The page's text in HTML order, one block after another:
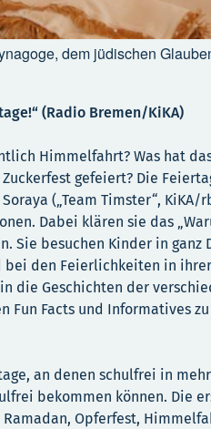
dem jüdischen
(Radio Bremen/KiKA)
Himmelfahrt? Was hat
gefeiert? Die
Soraya („Team Timster“,
Dabei klären sie das
Sie besuchen Kinder in
den Feierlichkeiten in
die Geschichten der
Fun Facts und Informatives
an denen schulfrei in
bekommen können. Die
Opferfest,